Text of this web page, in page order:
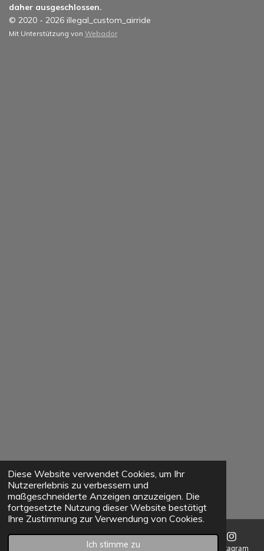
Diese Website verwendet Cookies, um Ihr
Nutzererlebnis zu verbessern und
maßgeschneiderte Anzeigen anzuzeigen. Die
fortgesetzte Nutzung dieser Website bestätigt
Ihre Zustimmung zur Verwendung von Cookies.
Ich stimme zu
daher ausgeschlossen.
© 2020 - 2026 illegal_custom_airride
Mit Unterstützung von Webador
Telefon Instagram